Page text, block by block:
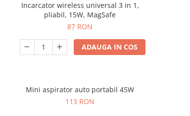
Incarcator wireless universal 3 in 1,
pliabil, 15W, MagSafe
87 RON
ADAUGA IN COS
Mini aspirator auto portabil 45W
113 RON